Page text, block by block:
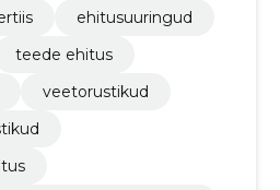
ehitusuuringud
teede ehitus
veetorustikud